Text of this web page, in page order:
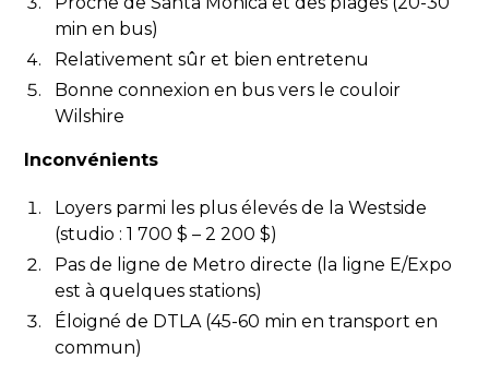
min en bus)
Relativement sûr et bien entretenu
Bonne connexion en bus vers le couloir
Wilshire
Inconvénients
Loyers parmi les plus élevés de la Westside
(studio : 1 700 $ – 2 200 $)
Pas de ligne de Metro directe (la ligne E/Expo
est à quelques stations)
Éloigné de DTLA (45-60 min en transport en
commun)